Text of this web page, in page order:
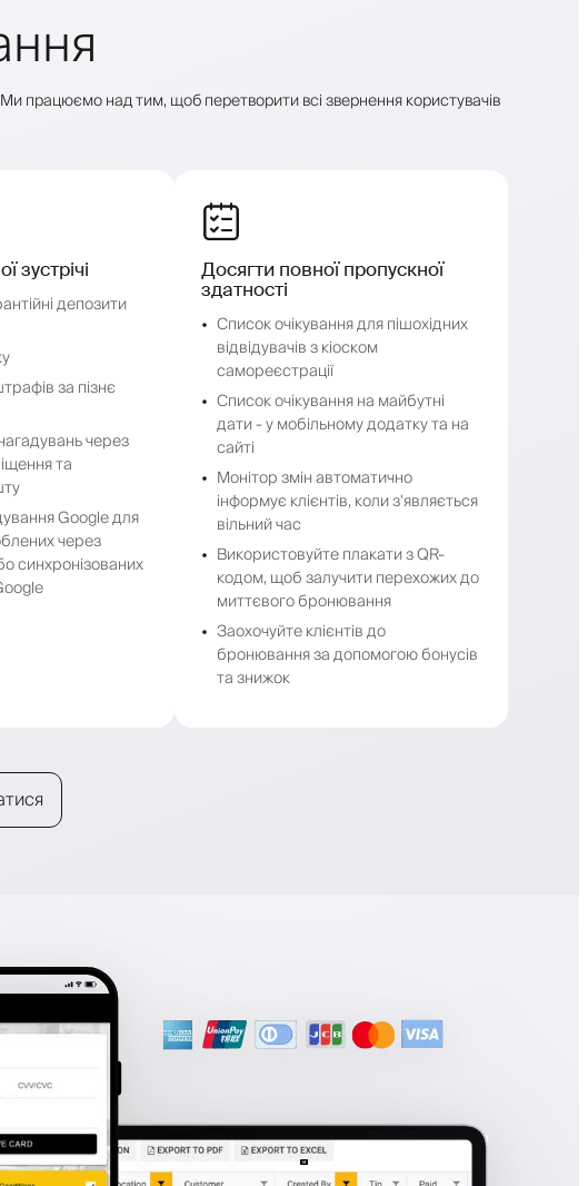
Ми працюємо над тим, щоб перетворити всі звернення користувачів
зустрічі
депозити
за пізнє
через
та
Google для
через
синхронізованих
Досягти повної пропускної
здатності
Список очікування для пішохідних
відвідувачів з кіоском
самореєстрації
Список очікування на майбутні
дати - у мобільному додатку та на
сайті
Монітор змін автоматично
інформує клієнтів, коли з'являється
вільний час
Використовуйте плакати з QR-
кодом, щоб залучити перехожих до
миттєвого бронювання
Заохочуйте клієнтів до
бронювання за допомогою бонусів
та знижок